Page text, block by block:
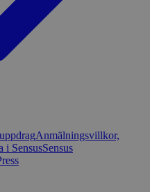
Anmälningsvillkor,
i SensusSensus